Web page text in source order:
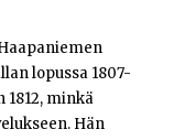
Haapaniemen
lopussa 1807-
minkä
Hän